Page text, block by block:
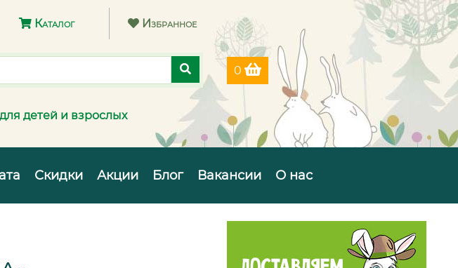
Каталог Избранное
0
детей и взрослых
Скидки Акции Блог Вакансии О нас